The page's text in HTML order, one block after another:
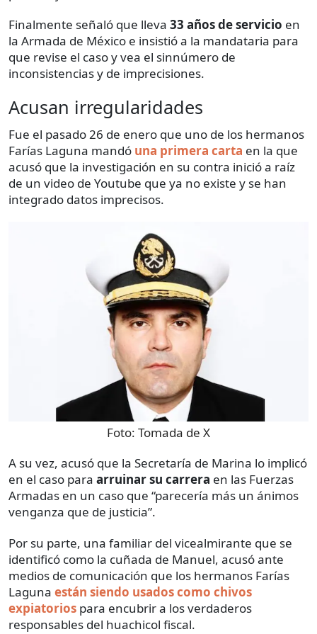
Finalmente señaló que lleva 33 años de servicio en
la Armada de México e insistió a la mandataria para
que revise el caso y vea el sinnúmero de
inconsistencias y de imprecisiones.
Acusan irregularidades
Fue el pasado 26 de enero que uno de los hermanos
Farías Laguna mandó una primera carta en la que
acusó que la investigación en su contra inició a raíz
de un video de Youtube que ya no existe y se han
integrado datos imprecisos.
Foto: Tomada de X
A su vez, acusó que la Secretaría de Marina lo implicó
en el caso para arruinar su carrera en las Fuerzas
Armadas en un caso que “parecería más un ánimos
venganza que de justicia”.
Por su parte, una familiar del vicealmirante que se
identificó como la cuñada de Manuel, acusó ante
medios de comunicación que los hermanos Farías
Laguna están siendo usados como chivos
expiatorios para encubrir a los verdaderos
responsables del huachicol fiscal.